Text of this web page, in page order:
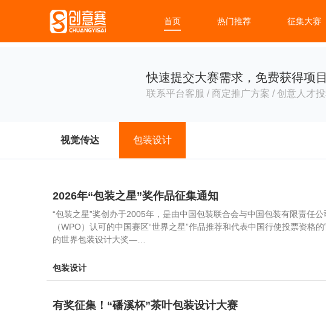
首页 热门推荐 征集大赛
快速提交大赛需求，免费获得项
联系平台客服 / 商定推广方案 / 创意人才
视觉传达 包装设计
2026年“包装之星”奖作品征集通知
“包装之星”奖创办于2005年，是由中国包装联合会与中国包装有限责任
（WPO）认可的中国赛区“世界之星”作品推荐和代表中国行使投票资
的世界包装设计大奖—…
包装设计
有奖征集！“磻溪杯”茶叶包装设计大赛